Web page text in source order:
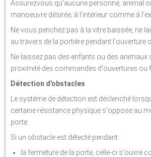
Assurezvous qu'aucune personne, animal
manoeuvre désirée, à l'intérieur comme à
Ne vous penchez pas à la vitre baissée, ne
au travers de la portière pendant l'ouverture
Ne laissez pas des enfants ou des animaux
proximité des commandes d'ouvertures ou
Détection d'obstacles
Le système de détection est déclenché
certaine résistance physique s'oppose au
porte.
Si un obstacle est détecté pendant :
la fermeture de la porte, celle-ci s'ouvre